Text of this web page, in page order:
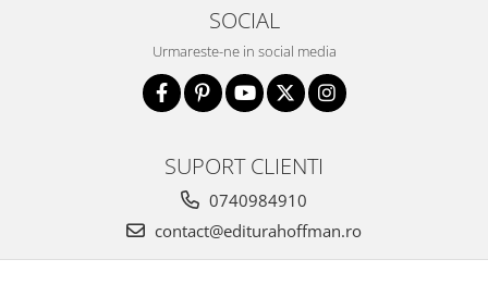
SOCIAL
Urmareste-ne in social media
SUPORT CLIENTI
0740984910
contact@editurahoffman.ro